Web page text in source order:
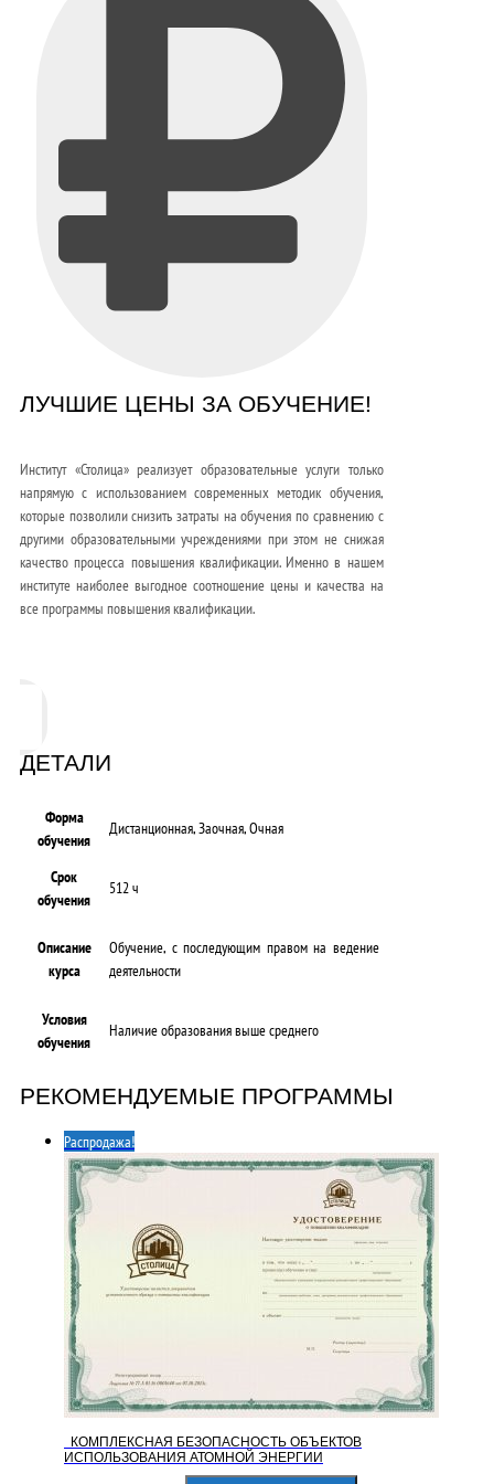
ЛУЧШИЕ ЦЕНЫ ЗА ОБУЧЕНИЕ!
Институт «Столица» реализует образовательные услуги только
напрямую с использованием современных методик обучения,
которые позволили снизить затраты на обучения по сравнению с
другими образовательными учреждениями при этом не снижая
качество процесса повышения квалификации. Именно в нашем
институте наиболее выгодное соотношение цены и качества на
все программы повышения квалификации.
ДЕТАЛИ
Форма
обучения
Дистанционная, Заочная, Очная
Срок
обучения
512 ч
Описание
курса
Обучение, с последующим правом на ведение
деятельности
Условия
обучения
Наличие образования выше среднего
РЕКОМЕНДУЕМЫЕ ПРОГРАММЫ
Распродажа!
КОМПЛЕКСНАЯ БЕЗОПАСНОСТЬ ОБЪЕКТОВ
ИСПОЛЬЗОВАНИЯ АТОМНОЙ ЭНЕРГИИ